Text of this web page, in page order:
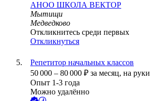
АНОО ШКОЛА ВЕКТОР
Мытищи
Медведково
Откликнитесь среди первых
Откликнуться
Репетитор начальных классов
50 000 – 80 000 ₽ за месяц, на руки
Опыт 1-3 года
Можно удалённо